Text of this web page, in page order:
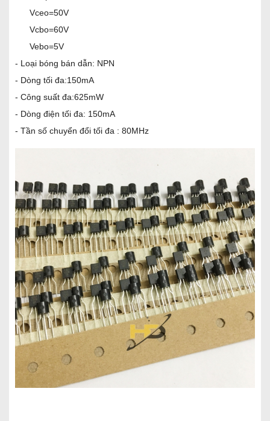
Vceo=50V
Vcbo=60V
Vebo=5V
- Loại bóng bán dẫn: NPN
- Dòng tối đa:150mA
- Công suất đa:625mW
- Dòng điện tối đa: 150mA
- Tần số chuyển đổi tối đa : 80MHz